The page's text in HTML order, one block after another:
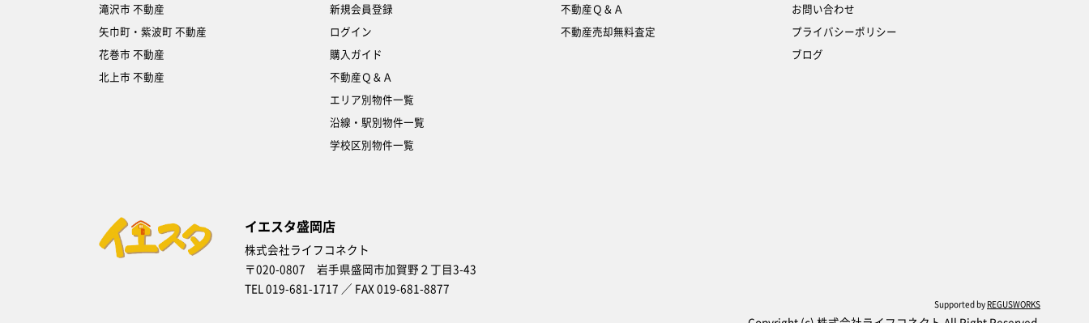
滝沢市 不動産
矢巾町・紫波町 不動産
花巻市 不動産
北上市 不動産
新規会員登録
ログイン
購入ガイド
不動産Ｑ＆Ａ
エリア別物件一覧
沿線・駅別物件一覧
学校区別物件一覧
不動産Ｑ＆Ａ
不動産売却無料査定
お問い合わせ
プライバシーポリシー
ブログ
イエスタ盛岡店
株式会社ライフコネクト
〒020-0807 岩手県盛岡市加賀野２丁目3-43
TEL 019-681-1717 ／ FAX 019-681-8877
Supported by REGUSWORKS